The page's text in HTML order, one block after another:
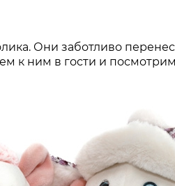
Они заботливо
к ним в гости и